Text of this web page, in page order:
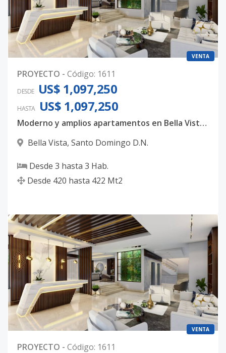
VENTA
PROYECTO - Código: 1611
DESDE US$ 1,097,250
HASTA US$ 1,097,250
Moderno y amplios apartamentos en Bella Vista, con 3 habitaciones, 3.5 baños y 4 parqueos techados
Bella Vista, Santo Domingo D.N.
Desde 3 hasta 3 Hab.
Desde 420 hasta 422 Mt2
VENTA
PROYECTO - Código: 1611